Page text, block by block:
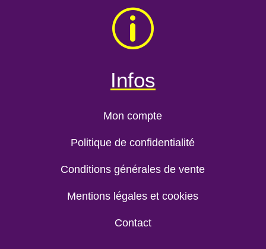
p
Infos
Mon compte
Politique de confidentialité
Conditions générales de vente
Mentions légales et cookies
Contact